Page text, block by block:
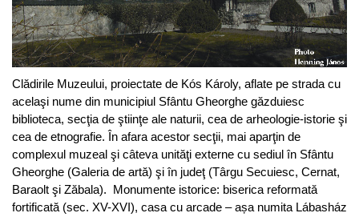
Clădirile Muzeului, proiectate de Kós Károly, aflate pe strada cu
acelaşi nume din municipiul Sfântu Gheorghe găzduiesc
biblioteca, secţia de ştiinţe ale naturii, cea de arheologie-istorie şi
cea de etnografie. În afara acestor secţii, mai aparţin de
complexul muzeal şi câteva unităţi externe cu sediul în Sfântu
Gheorghe (Galeria de artă) şi în judeţ (Târgu Secuiesc, Cernat,
Baraolt şi Zăbala). Monumente istorice: biserica reformată
fortificată (sec. XV-XVI), casa cu arcade – așa numita Lábasház